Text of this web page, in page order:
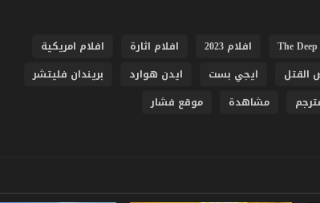
The افلام 2023 افلام اثارة
افلام امريكية
القتل ايجي بست ايدن هوارد
بريندان فليتشر
مشاهدة موقع فشار